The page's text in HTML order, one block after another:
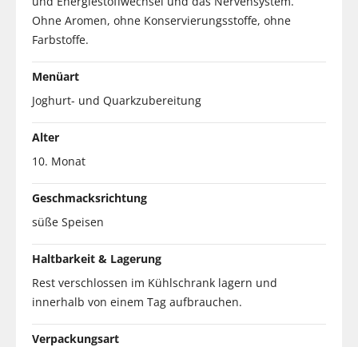
Ohne Aromen, ohne Konservierungsstoffe, ohne
Farbstoffe.
Menüart
Joghurt- und Quarkzubereitung
Alter
10. Monat
Geschmacksrichtung
süße Speisen
Haltbarkeit & Lagerung
Rest verschlossen im Kühlschrank lagern und
innerhalb von einem Tag aufbrauchen.
Verpackungsart